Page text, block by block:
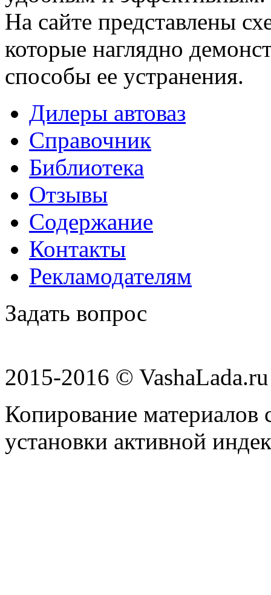
На сайте представлены
которые наглядно
способы ее устранения.
Дилеры автоваз
Справочник
Библиотека
Отзывы
Содержание
Контакты
Рекламодателям
Задать вопрос
2015-2016 © VashaLada.ru
Копирование материалов
установки активной